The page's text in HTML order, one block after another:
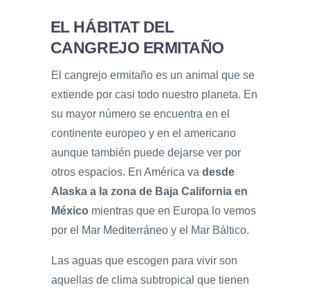
EL HÁBITAT DEL
CANGREJO ERMITAÑO
El cangrejo ermitaño es un animal que se
extiende por casi todo nuestro planeta. En
su mayor número se encuentra en el
continente europeo y en el americano
aunque también puede dejarse ver por
otros espacios. En América va desde
Alaska a la zona de Baja California en
México mientras que en Europa lo vemos
por el Mar Mediterráneo y el Mar Báltico.
Las aguas que escogen para vivir son
aquellas de clima subtropical que tienen